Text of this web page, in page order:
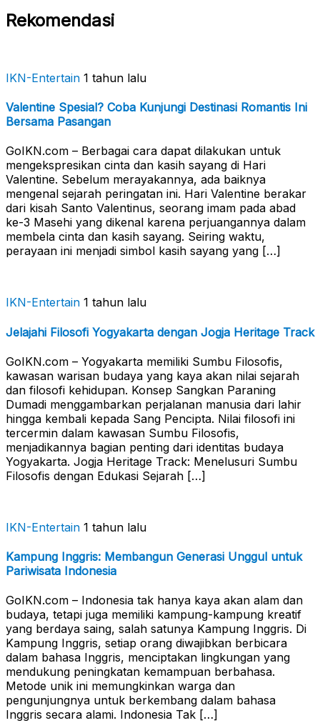
Rekomendasi
IKN-Entertain 1 tahun lalu
Valentine Spesial? Coba Kunjungi Destinasi Romantis Ini
Bersama Pasangan
GoIKN.com – Berbagai cara dapat dilakukan untuk
mengekspresikan cinta dan kasih sayang di Hari
Valentine. Sebelum merayakannya, ada baiknya
mengenal sejarah peringatan ini. Hari Valentine berakar
dari kisah Santo Valentinus, seorang imam pada abad
ke-3 Masehi yang dikenal karena perjuangannya dalam
membela cinta dan kasih sayang. Seiring waktu,
perayaan ini menjadi simbol kasih sayang yang […]
IKN-Entertain 1 tahun lalu
Jelajahi Filosofi Yogyakarta dengan Jogja Heritage Track
GoIKN.com – Yogyakarta memiliki Sumbu Filosofis,
kawasan warisan budaya yang kaya akan nilai sejarah
dan filosofi kehidupan. Konsep Sangkan Paraning
Dumadi menggambarkan perjalanan manusia dari lahir
hingga kembali kepada Sang Pencipta. Nilai filosofi ini
tercermin dalam kawasan Sumbu Filosofis,
menjadikannya bagian penting dari identitas budaya
Yogyakarta. Jogja Heritage Track: Menelusuri Sumbu
Filosofis dengan Edukasi Sejarah […]
IKN-Entertain 1 tahun lalu
Kampung Inggris: Membangun Generasi Unggul untuk
Pariwisata Indonesia
GoIKN.com – Indonesia tak hanya kaya akan alam dan
budaya, tetapi juga memiliki kampung-kampung kreatif
yang berdaya saing, salah satunya Kampung Inggris. Di
Kampung Inggris, setiap orang diwajibkan berbicara
dalam bahasa Inggris, menciptakan lingkungan yang
mendukung peningkatan kemampuan berbahasa.
Metode unik ini memungkinkan warga dan
pengunjungnya untuk berkembang dalam bahasa
Inggris secara alami. Indonesia Tak […]